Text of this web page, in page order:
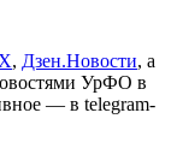
, Дзен.Новости, а
УрФО в
— в telegram-